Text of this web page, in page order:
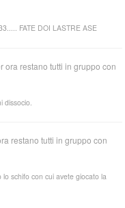
FATE DOI LASTRE ASE
ora restano tutti in gruppo con
dissocio.
restano tutti in gruppo con
schifo con cui avete giocato la